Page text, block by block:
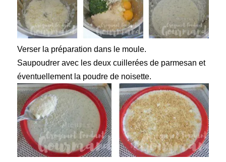
Verser la préparation dans le moule.
Saupoudrer avec les deux cuillerées de parmesan et
éventuellement la poudre de noisette.